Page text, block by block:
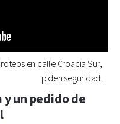
en calle Croacia Sur,
piden seguridad.
y un pedido de